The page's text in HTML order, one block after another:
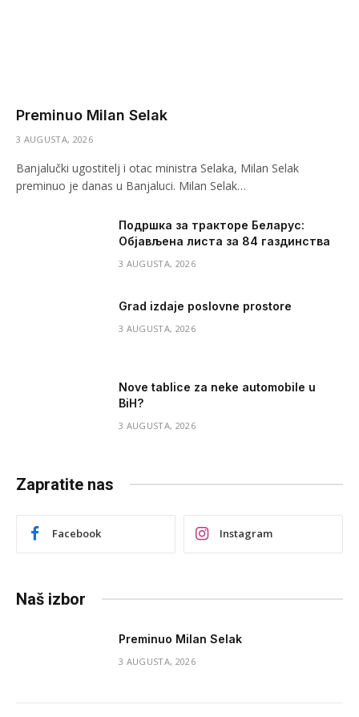
Preminuo Milan Selak
3 AUGUSTA, 2026
Banjalučki ugostitelj i otac ministra Selaka, Milan Selak
preminuo je danas u Banjaluci. Milan Selak…
Подршка за тракторе Беларус:
Објављена листа за 84 газдинства
3 AUGUSTA, 2026
Grad izdaje poslovne prostore
3 AUGUSTA, 2026
Nove tablice za neke automobile u
BiH?
3 AUGUSTA, 2026
Zapratite nas
Facebook Instagram
Naš izbor
Preminuo Milan Selak
3 AUGUSTA, 2026